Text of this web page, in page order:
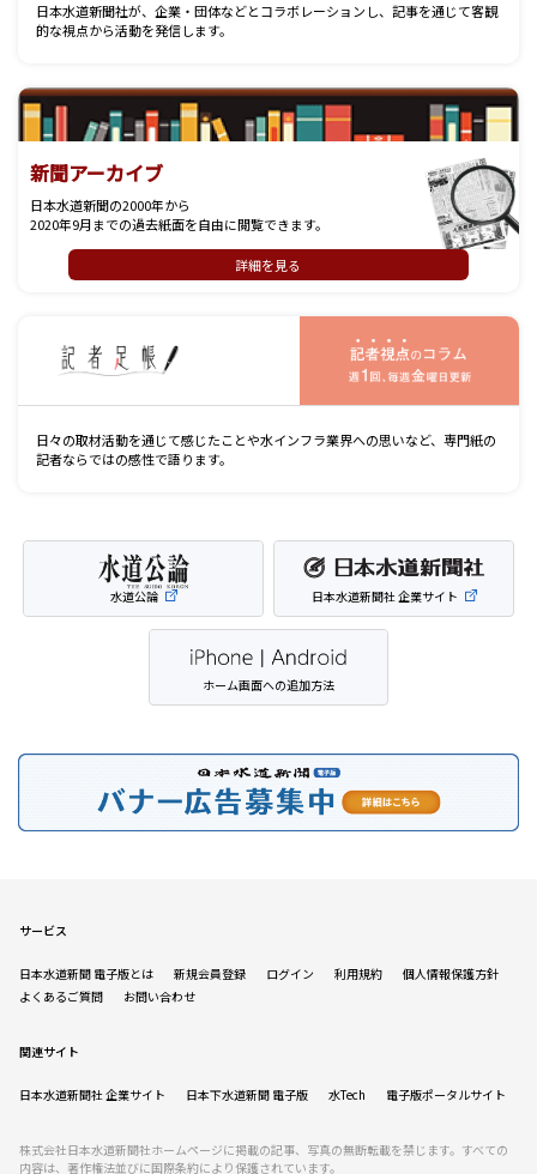
日本水道新聞社が、企業・団体などとコラボレーションし、記事を通じて客観
的な視点から活動を発信します。
新聞アーカイブ
日本水道新聞の2000年から
2020年9月までの過去紙面を自由に閲覧できます。
詳細を見る
日々の取材活動を通じて感じたことや水インフラ業界への思いなど、専門紙の
記者ならではの感性で語ります。
水道公論 日本水道新聞社 企業サイト
ホーム画面への追加方法
サービス
日本水道新聞 電子版とは 新規会員登録 ログイン 利用規約
個人情報保護方針
よくあるご質問
お問い合わせ
関連サイト
日本水道新聞社 企業サイト 日本下水道新聞 電子版 水Tech 電子版ポータルサイト
株式会社日本水道新聞社ホームページに掲載の記事、写真の無断転載を禁じます。すべての
内容は、著作権法並びに国際条約により保護されています。